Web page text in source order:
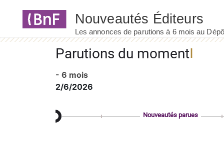
Parutions du moment
- 6 mois
2/6/2026
Nouveautés parues